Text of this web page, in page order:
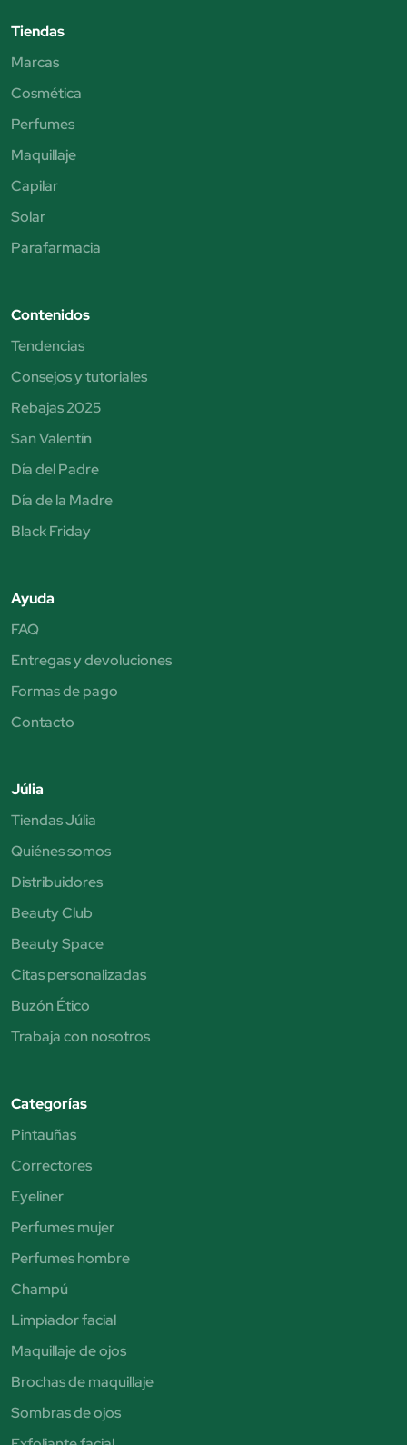
Tiendas
Marcas
Cosmética
Perfumes
Maquillaje
Capilar
Solar
Parafarmacia
Contenidos
Tendencias
Consejos y tutoriales
Rebajas 2025
San Valentín
Día del Padre
Día de la Madre
Black Friday
Ayuda
FAQ
Entregas y devoluciones
Formas de pago
Contacto
Júlia
Tiendas Júlia
Quiénes somos
Distribuidores
Beauty Club
Beauty Space
Citas personalizadas
Buzón Ético
Trabaja con nosotros
Categorías
Pintauñas
Correctores
Eyeliner
Perfumes mujer
Perfumes hombre
Champú
Limpiador facial
Maquillaje de ojos
Brochas de maquillaje
Sombras de ojos